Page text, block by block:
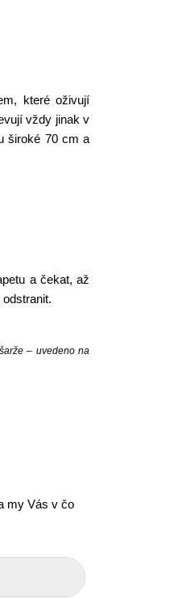
které oživují
vždy jinak v
široké 70 cm a
a čekat, až
– uvedeno na
my Vás v čo